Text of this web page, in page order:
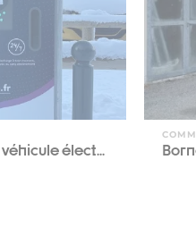
élect...